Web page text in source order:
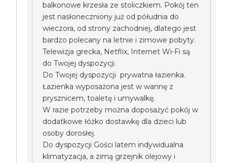
balkonowe krzesła ze stoliczkiem. Pokój ten
jest nasłoneczniony już od półudnia do
wieczora, od strony zachodniej, dlatego jest
bardzo polecany na letnie i zimowe pobyty.
Telewizja grecka, Netflix, Internet Wi-Fi są
do Twojej dyspozycji.
Do Twojej dyspozycji prywatna łazienka.
Łazienka wyposażona jest w wannę z
prysznicem, toaletę i umywalkę.
W razie potrzeby można doposażyć pokój w
dodatkowe łóżko dostawkę dla dzieci lub
osoby dorosłej.
Do dyspozycji Gości latem indywidualna
klimatyzacja, a zimą grzejnik olejowy i